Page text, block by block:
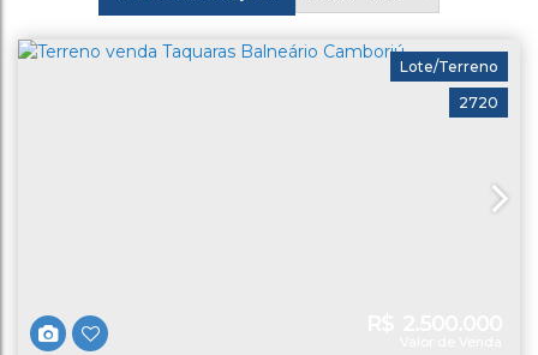
2720
Lote/Terreno